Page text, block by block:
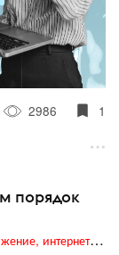
2986 1
порядок
Digital (web-дизайн, интернет-реклама и продвижение, интернет-сообщества и блоги, интернет-коммуникации, мобильный маркетинг, реклама на цифровых экранах)